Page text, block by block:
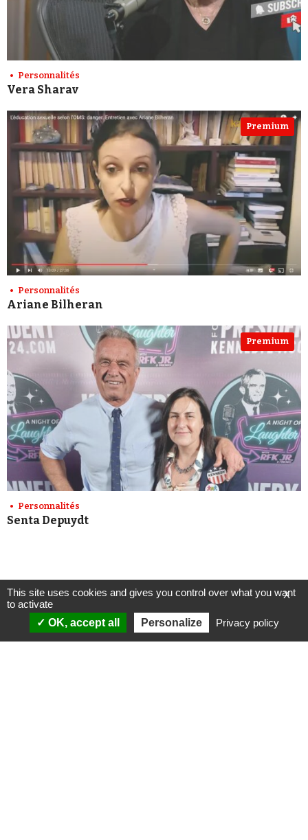
Personnalités
Vera Sharav
Premium
Personnalités
Ariane Bilheran
Premium
Personnalités
Senta Depuydt
X
This site uses cookies and gives you control over what you want
to activate
OK, accept all
Personalize Privacy policy